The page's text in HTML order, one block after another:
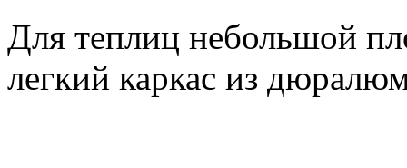
Для теплиц небольшой
легкий каркас из